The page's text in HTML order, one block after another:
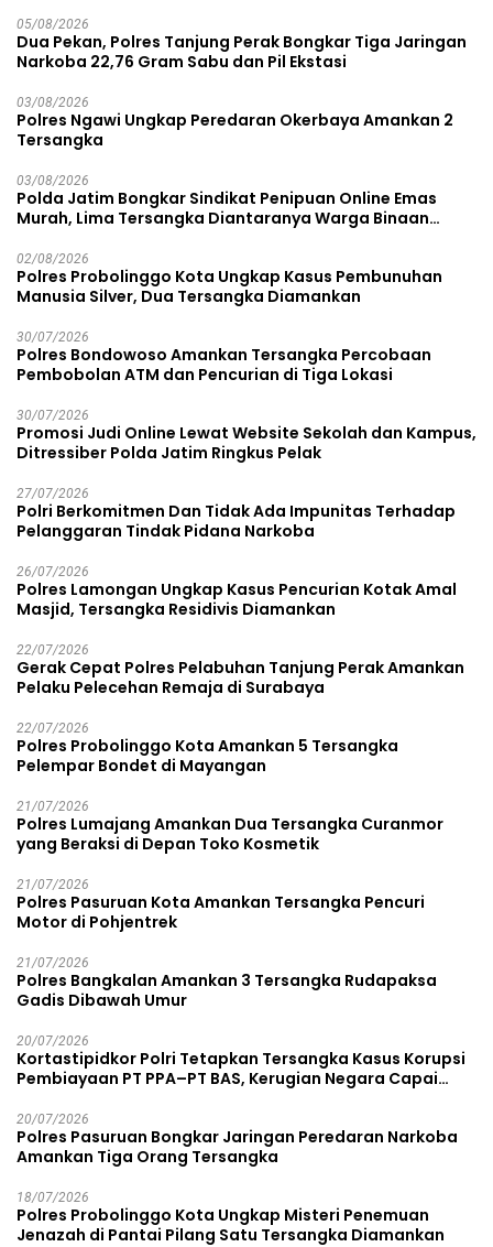
05/08/2026
Dua Pekan, Polres Tanjung Perak Bongkar Tiga Jaringan
Narkoba 22,76 Gram Sabu dan Pil Ekstasi
03/08/2026
Polres Ngawi Ungkap Peredaran Okerbaya Amankan 2
Tersangka
03/08/2026
Polda Jatim Bongkar Sindikat Penipuan Online Emas
Murah, Lima Tersangka Diantaranya Warga Binaan
02/08/2026
Polres Probolinggo Kota Ungkap Kasus Pembunuhan
Manusia Silver, Dua Tersangka Diamankan
30/07/2026
Polres Bondowoso Amankan Tersangka Percobaan
Pembobolan ATM dan Pencurian di Tiga Lokasi
30/07/2026
Promosi Judi Online Lewat Website Sekolah dan Kampus,
Ditressiber Polda Jatim Ringkus Pelak
27/07/2026
Polri Berkomitmen Dan Tidak Ada Impunitas Terhadap
Pelanggaran Tindak Pidana Narkoba
26/07/2026
Polres Lamongan Ungkap Kasus Pencurian Kotak Amal
Masjid, Tersangka Residivis Diamankan
22/07/2026
Gerak Cepat Polres Pelabuhan Tanjung Perak Amankan
Pelaku Pelecehan Remaja di Surabaya
22/07/2026
Polres Probolinggo Kota Amankan 5 Tersangka
Pelempar Bondet di Mayangan
21/07/2026
Polres Lumajang Amankan Dua Tersangka Curanmor
yang Beraksi di Depan Toko Kosmetik
21/07/2026
Polres Pasuruan Kota Amankan Tersangka Pencuri
Motor di Pohjentrek
21/07/2026
Polres Bangkalan Amankan 3 Tersangka Rudapaksa
Gadis Dibawah Umur
20/07/2026
Kortastipidkor Polri Tetapkan Tersangka Kasus Korupsi
Pembiayaan PT PPA–PT BAS, Kerugian Negara Capai
20/07/2026
Polres Pasuruan Bongkar Jaringan Peredaran Narkoba
Amankan Tiga Orang Tersangka
18/07/2026
Polres Probolinggo Kota Ungkap Misteri Penemuan
Jenazah di Pantai Pilang Satu Tersangka Diamankan